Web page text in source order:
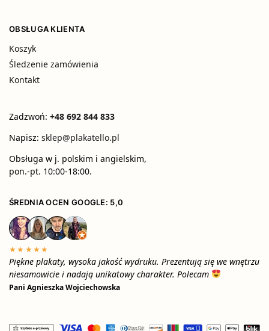
OBSŁUGA KLIENTA
Koszyk
Śledzenie zamówienia
Kontakt
Zadzwoń: +48 692 844 833
Napisz: sklep@plakatello.pl
Obsługa w j. polskim i angielskim,
pon.-pt. 10:00-18:00.
ŚREDNIA OCEN GOOGLE: 5,0
★★★★★
Piękne plakaty, wysoka jakość wydruku. Prezentują się we wnętrzu
niesamowicie i nadają unikatowy charakter. Polecam
Pani Agnieszka Wojciechowska